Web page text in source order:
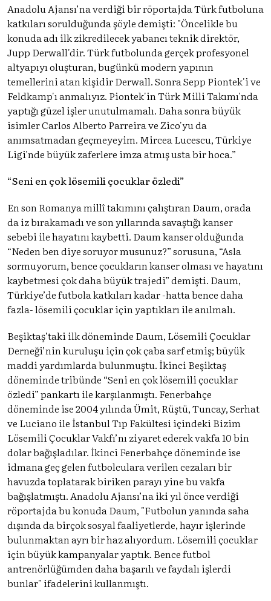
Anadolu Ajansı’na verdiği bir röportajda Türk futboluna
katkıları sorulduğunda şöyle demişti: "Öncelikle bu
konuda adı ilk zikredilecek yabancı teknik direktör,
Jupp Derwall'dir. Türk futbolunda gerçek profesyonel
altyapıyı oluşturan, bugünkü modern yapının
temellerini atan kişidir Derwall. Sonra Sepp Piontek'i ve
Feldkamp'ı anmalıyız. Piontek'in Türk Milli Takımı'nda
yaptığı güzel işler unutulmamalı. Daha sonra büyük
isimler Carlos Alberto Parreira ve Zico'yu da
anımsatmadan geçmeyeyim. Mircea Lucescu, Türkiye
Ligi'nde büyük zaferlere imza atmış usta bir hoca.”
“Seni en çok lösemili çocuklar özledi”
En son Romanya millî takımını çalıştıran Daum, orada
da iz bırakamadı ve son yıllarında savaştığı kanser
sebebi ile hayatını kaybetti. Daum kanser olduğunda
“Neden ben diye soruyor musunuz?” sorusuna, “Asla
sormuyorum, bence çocukların kanser olması ve hayatını
kaybetmesi çok daha büyük trajedi” demişti. Daum,
Türkiye’de futbola katkıları kadar -hatta bence daha
fazla- lösemili çocuklar için yaptıkları ile anılmalı.
Beşiktaş’taki ilk döneminde Daum, Lösemili Çocuklar
Derneği’nin kuruluşu için çok çaba sarf etmiş; büyük
maddi yardımlarda bulunmuştu. İkinci Beşiktaş
döneminde tribünde “Seni en çok lösemili çocuklar
özledi” pankartı ile karşılanmıştı. Fenerbahçe
döneminde ise 2004 yılında Ümit, Rüştü, Tuncay, Serhat
ve Luciano ile İstanbul Tıp Fakültesi içindeki Bizim
Lösemili Çocuklar Vakfı’nı ziyaret ederek vakfa 10 bin
dolar bağışladılar. İkinci Fenerbahçe döneminde ise
idmana geç gelen futbolculara verilen cezaları bir
havuzda toplatarak biriken parayı yine bu vakfa
bağışlatmıştı. Anadolu Ajansı’na iki yıl önce verdiği
röportajda bu konuda Daum, "Futbolun yanında saha
dışında da birçok sosyal faaliyetlerde, hayır işlerinde
bulunmaktan ayrı bir haz alıyordum. Lösemili çocuklar
için büyük kampanyalar yaptık. Bence futbol
antrenörlüğümden daha başarılı ve faydalı işlerdi
bunlar" ifadelerini kullanmıştı.